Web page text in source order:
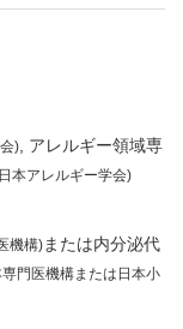
)
アレルギー領域専
本アレルギー学会)
機構)または内分泌代
門医機構または日本小